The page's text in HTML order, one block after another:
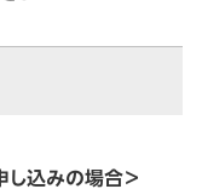
し込みの場合＞